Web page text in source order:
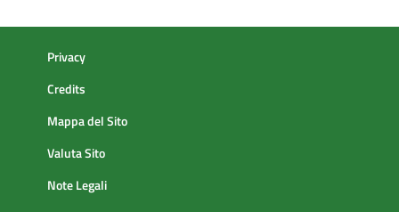
Privacy
Credits
Mappa del Sito
Valuta Sito
Note Legali